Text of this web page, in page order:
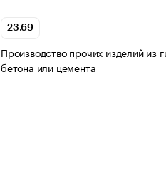
23.69
Производство прочих изделий из
бетона или цемента